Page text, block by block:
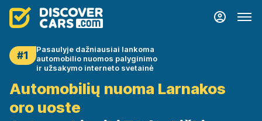
#1
Pasaulyje dažniausiai lankoma
automobilio nuomos palyginimo
ir užsakymo interneto svetainė
Automobilių nuoma Larnakos
oro uoste